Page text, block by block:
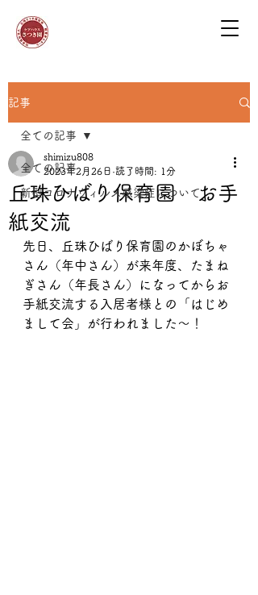
記事
全ての記事
新型コロナウィルス感染症について
全ての記事
丘珠ひばり保育園 お手
紙交流
shimizu808
2023年2月26日 読了時間: 1分
先日、丘珠ひばり保育園のかぼちゃ
さん（年中さん）が来年度、たまね
ぎさん（年長さん）になってからお
手紙交流する入居者様との「はじめ
まして会」が行われました～！